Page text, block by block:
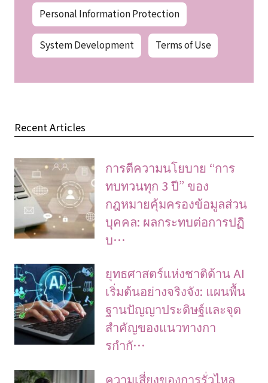
Personal Information Protection
System Development Terms of Use
Recent Articles
การตีความนโยบาย “การ
ทบทวนทุก 3 ปี” ของ
กฎหมายคุ้มครองข้อมูลส่วน
บุคคล: ผลกระทบต่อการปฏิ
บ…
ยุทธศาสตร์แห่งชาติด้าน AI
เริ่มต้นอย่างจริงจัง: แผนพื้น
ฐานปัญญาประดิษฐ์และจุด
สำคัญของแนวทางกา
รกำกั…
ความเสี่ยงของการรั่วไหล